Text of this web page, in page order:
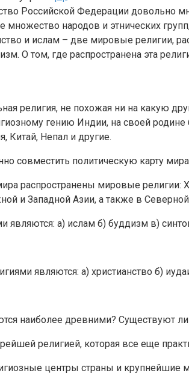
Российской Федерации довольно
народов и этнических
и ислам – две мировые религии,
О том, где распространена эта
религия, не похожая ни на какую
гению Индии, на своей
Китай, Непал и другие.
совместить политическую карту
распространены мировые
и Западной Азии, а также в
являются: а) ислам б) буддизм в)
являются: а) христианство б)
наиболее древними? Существуют
религией, которая все еще
центры страны и крупнейшие